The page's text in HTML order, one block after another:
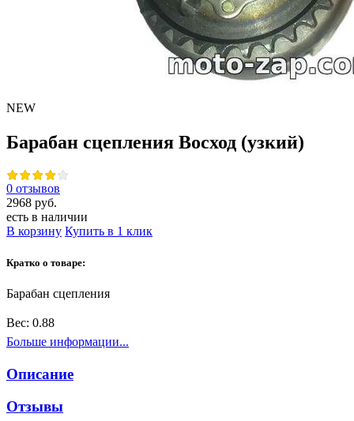
NEW
Барабан сцепления Восход (узкий)
0 отзывов
2968 руб.
есть в наличии
В корзину Купить в 1 клик
Кратко о товаре:
Барабан сцепления
Вес: 0.88
Больше информации...
Описание
Отзывы